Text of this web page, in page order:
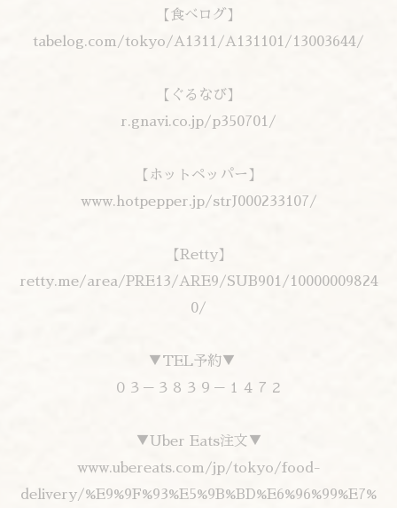
【食べログ】
tabelog.com/tokyo/A1311/A131101/13003644/
【ぐるなび】
r.gnavi.co.jp/p350701/
【ホットペッパー】
www.hotpepper.jp/strJ000233107/
【Retty】
retty.me/area/PRE13/ARE9/SUB901/10000009824
0/
▼TEL予約▼
０３－３８３９－１４７２
▼Uber Eats注文▼
www.ubereats.com/jp/tokyo/food-
delivery/%E9%9F%93%E5%9B%BD%E6%96%99%E7%